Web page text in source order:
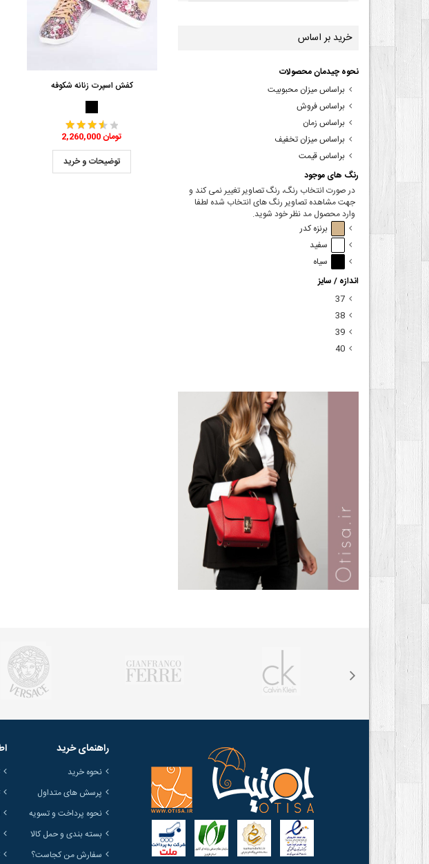
کفش اسپرت زنانه شکوفه
2,260,000 تومان
توضیحات و خرید
خرید بر اساس
نحوه چیدمان محصولات
براساس میزان محبوبیت
براساس فروش
براساس زمان
براساس میزان تخفیف
براساس قیمت
رنگ های موجود
در صورت انتخاب رنگ، رنگ تصاویر تغییر نمی کند و
جهت مشاهده تصاویر رنگ های انتخاب شده لطفا
وارد محصول مد نظر خود شوید.
برنزه کدر
سفید
سیاه
اندازه / سایز
37
38
39
40
راهنمای خرید
نحوه خرید
پرسش های متداول
نحوه پرداخت و تسویه
بسته بندی و حمل کالا
سفارش من کجاست؟